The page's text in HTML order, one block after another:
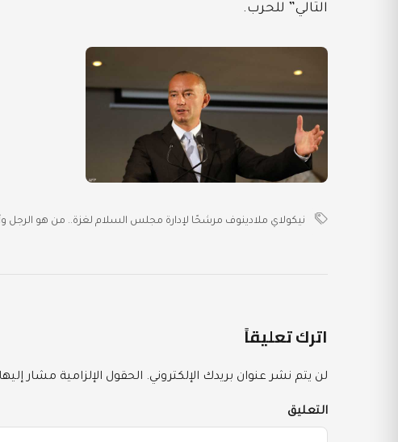
التالي” للحرب.
نيكولاي ملادينوف مرشحًا لإدارة مجلس السلام لغزة.. من هو الرجل
اترك تعليقاً
لن يتم نشر عنوان بريدك الإلكتروني. الحقول الإلزامية مشار إليها
التعليق